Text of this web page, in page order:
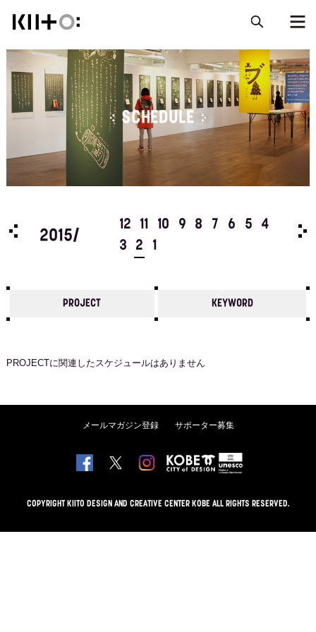
SCHEDULE
4
2015/
12 11 10 9 8 7 6 5
4
3
2 1
PROJECT KEYWORD
PROJECTに関連したスケジュールはありません
メールマガジン登録 サポーター募集
COPYRIGHT KIITO DESIGN AND CREATIVE CENTER KOBE ALL RIGHTS RESERVED.